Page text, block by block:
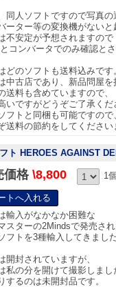
同人ソフトですので写真の
ーター等の変換機がないと
不安定が予想されますので
コンバータでのみ確認とさ
どのソフトも送料込みです
中古店であり、新品問屋
送料も含めていますので、
いですがどうぞご了承くだ
フトと同梱も可能ですので
送料の節約をしてください
ト HEROES AGAINST
価格 \8,800 1
輸入がなかなか困難な
スターの2Mindsで発売さ
フトを3種輸入してきました
開封されていますが、
私の分を開けて撮影しまし
するのは未開封品です。